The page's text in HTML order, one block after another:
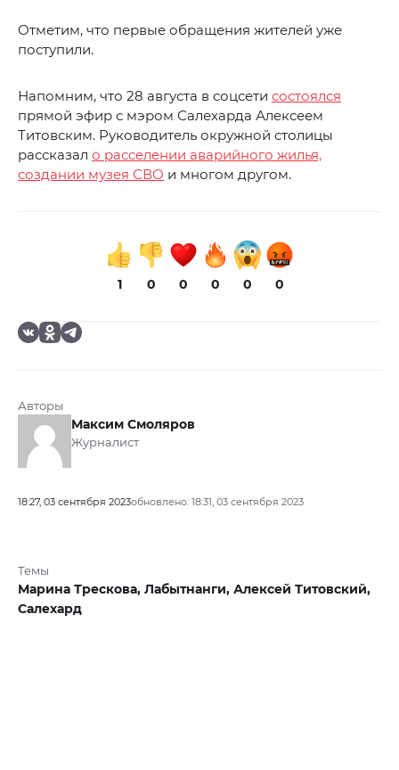
Отметим, что первые обращения жителей уже
поступили.
Напомним, что 28 августа в соцсети состоялся
прямой эфир с мэром Салехарда Алексеем
Титовским. Руководитель окружной столицы
рассказал о расселении аварийного жилья,
создании музея СВО и многом другом.
1 0 0 0 0 0
Авторы
Максим Смоляров
Журналист
18:27, 03 сентября 2023обновлено: 18:31, 03 сентября 2023
Темы
Марина Трескова, Лабытнанги, Алексей Титовский,
Салехард